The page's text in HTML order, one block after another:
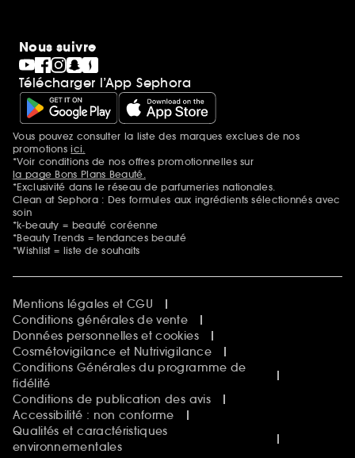
Nous suivre
Télécharger l’App Sephora
Mentions additionnelles
Vous pouvez consulter la liste des marques exclues de nos
promotionsici.
*Voir conditions de nos offres promotionnelles sur
la page Bons Plans Beauté.
*Exclusivité dans le réseau de parfumeries nationales.
Clean at Sephora : Des formules aux ingrédients sélectionnés avec
soin
*k-beauty = beauté coréenne
*Beauty Trends = tendances beauté
*Wishlist = liste de souhaits
Mentions légales et CGU
Conditions générales de vente
Données personnelles et cookies
Cosmétovigilance et Nutrivigilance
Conditions Générales du programme de
fidélité
Conditions de publication des avis
Accessibilité : non conforme
Qualités et caractéristiques
environnementales